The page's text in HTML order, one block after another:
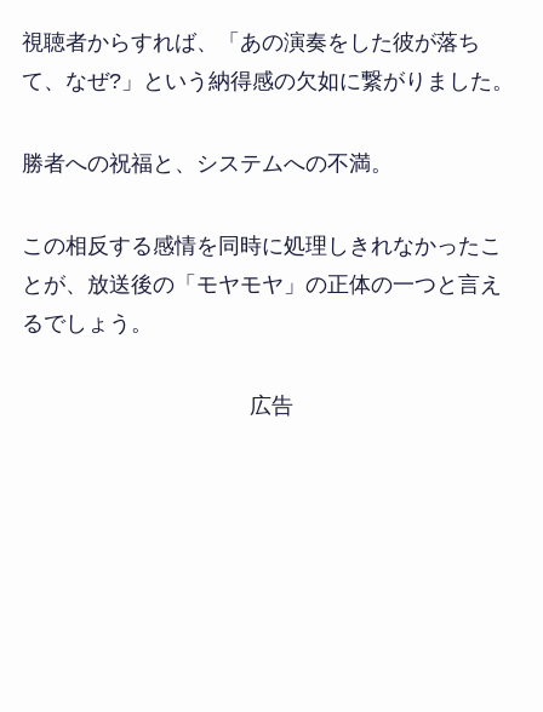
視聴者からすれば、「あの演奏をした彼が落ち
て、なぜ?」という納得感の欠如に繋がりました。
勝者への祝福と、システムへの不満。
この相反する感情を同時に処理しきれなかったこ
とが、放送後の「モヤモヤ」の正体の一つと言え
るでしょう。
広告